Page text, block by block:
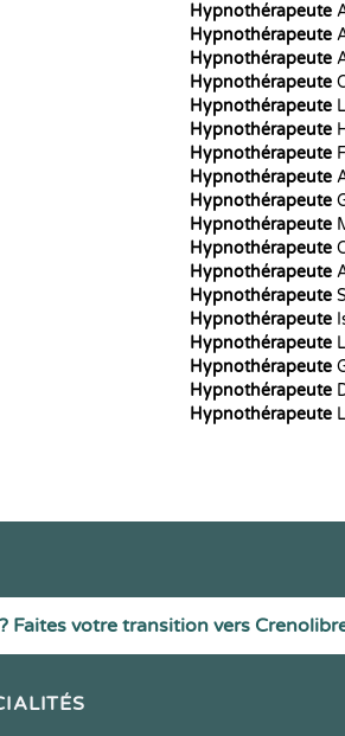
Hypnothérapeute
Hypnothérapeute
Hypnothérapeute
Hypnothérapeute
Hypnothérapeute
Hypnothérapeute
Hypnothérapeute
Hypnothérapeute
Hypnothérapeute
Hypnothérapeute
Hypnothérapeute
Hypnothérapeute
Hypnothérapeute
Hypnothérapeute
Hypnothérapeute
Hypnothérapeute
Hypnothérapeute
Hypnothérapeute
Faites votre transition vers